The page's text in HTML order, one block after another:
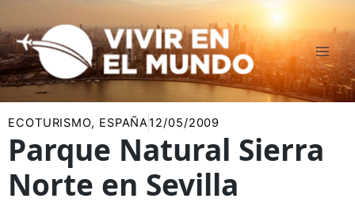
al
contenido
ECOTURISMO, ESPAÑA12/05/2009
Parque Natural Sierra
Norte en Sevilla